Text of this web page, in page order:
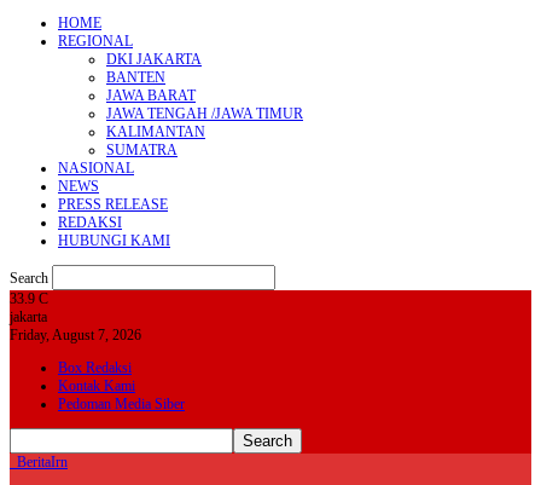
HOME
REGIONAL
DKI JAKARTA
BANTEN
JAWA BARAT
JAWA TENGAH /JAWA TIMUR
KALIMANTAN
SUMATRA
NASIONAL
NEWS
PRESS RELEASE
REDAKSI
HUBUNGI KAMI
Search
33.9 C
jakarta
Friday, August 7, 2026
Box Redaksi
Kontak Kami
Pedoman Media Siber
BeritaIrn